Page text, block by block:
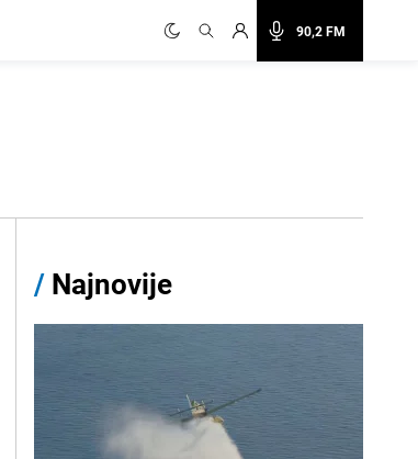
90,2 FM
/ Najnovije